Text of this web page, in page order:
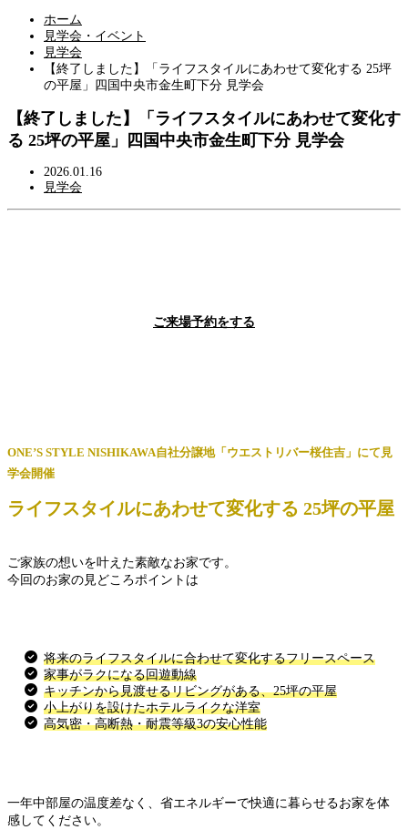
ホーム
見学会・イベント
見学会
【終了しました】「ライフスタイルにあわせて変化する 25坪
の平屋」四国中央市金生町下分 見学会
【終了しました】「ライフスタイルにあわせて変化す
る 25坪の平屋」四国中央市金生町下分 見学会
2026.01.16
見学会
ご来場予約をする
ONE’S STYLE NISHIKAWA自社分譲地「ウエストリバー桜住吉」にて見
学会開催
ライフスタイルにあわせて変化する 25坪の平屋
ご家族の想いを叶えた素敵なお家です。
今回のお家の見どころポイントは
将来のライフスタイルに合わせて変化するフリースペース
家事がラクになる回遊動線
キッチンから見渡せるリビングがある、25坪の平屋
小上がりを設けたホテルライクな洋室
高気密・高断熱・耐震等級3の安心性能
一年中部屋の温度差なく、省エネルギーで快適に暮らせるお家を体
感してください。